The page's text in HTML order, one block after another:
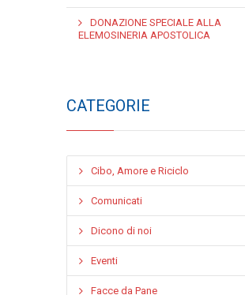
DONAZIONE SPECIALE ALLA
ELEMOSINERIA APOSTOLICA
CATEGORIE
Cibo, Amore e Riciclo
Comunicati
Dicono di noi
Eventi
Facce da Pane